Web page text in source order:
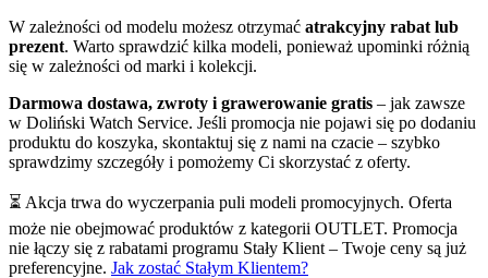
W zależności od modelu możesz otrzymać atrakcyjny rabat lub
prezent. Warto sprawdzić kilka modeli, ponieważ upominki różnią
się w zależności od marki i kolekcji.
Darmowa dostawa, zwroty i grawerowanie gratis – jak zawsze
w Doliński Watch Service. Jeśli promocja nie pojawi się po dodaniu
produktu do koszyka, skontaktuj się z nami na czacie – szybko
sprawdzimy szczegóły i pomożemy Ci skorzystać z oferty.
⏳ Akcja trwa do wyczerpania puli modeli promocyjnych. Oferta
może nie obejmować produktów z kategorii OUTLET. Promocja
nie łączy się z rabatami programu Stały Klient – Twoje ceny są już
preferencyjne. Jak zostać Stałym Klientem?